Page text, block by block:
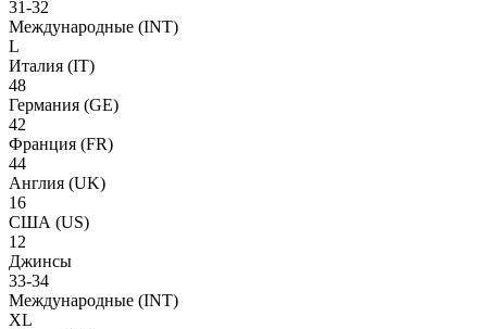
31-32
Международные (INT)
L
Италия (IT)
48
Германия (GE)
42
Франция (FR)
44
Англия (UK)
16
США (US)
12
Джинсы
33-34
Международные (INT)
XL